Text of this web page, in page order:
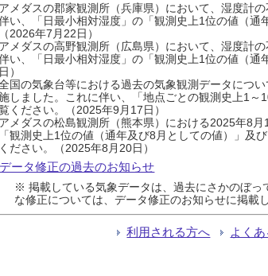
アメダスの郡家観測所（兵庫県）において、湿度計
い、「日最小相対湿度」の「観測史上1位の値（通
（2026年7月22日）
アメダスの高野観測所（広島県）において、湿度計
い、「日最小相対湿度」の「観測史上1位の値（
日）
国の気象台等における過去の気象観測データにつ
しました。これに伴い、「地点ごとの観測史上1
覧ください。（2025年9月17日）
アメダスの松島観測所（熊本県）における2025年8
「観測史上1位の値（通年及び8月としての値）」
ください。（2025年8月20日）
データ修正の過去のお知らせ
※ 掲載している気象データは、過去にさかのぼっ
な修正については、データ修正のお知らせに掲載し
利用される方へ よくあ